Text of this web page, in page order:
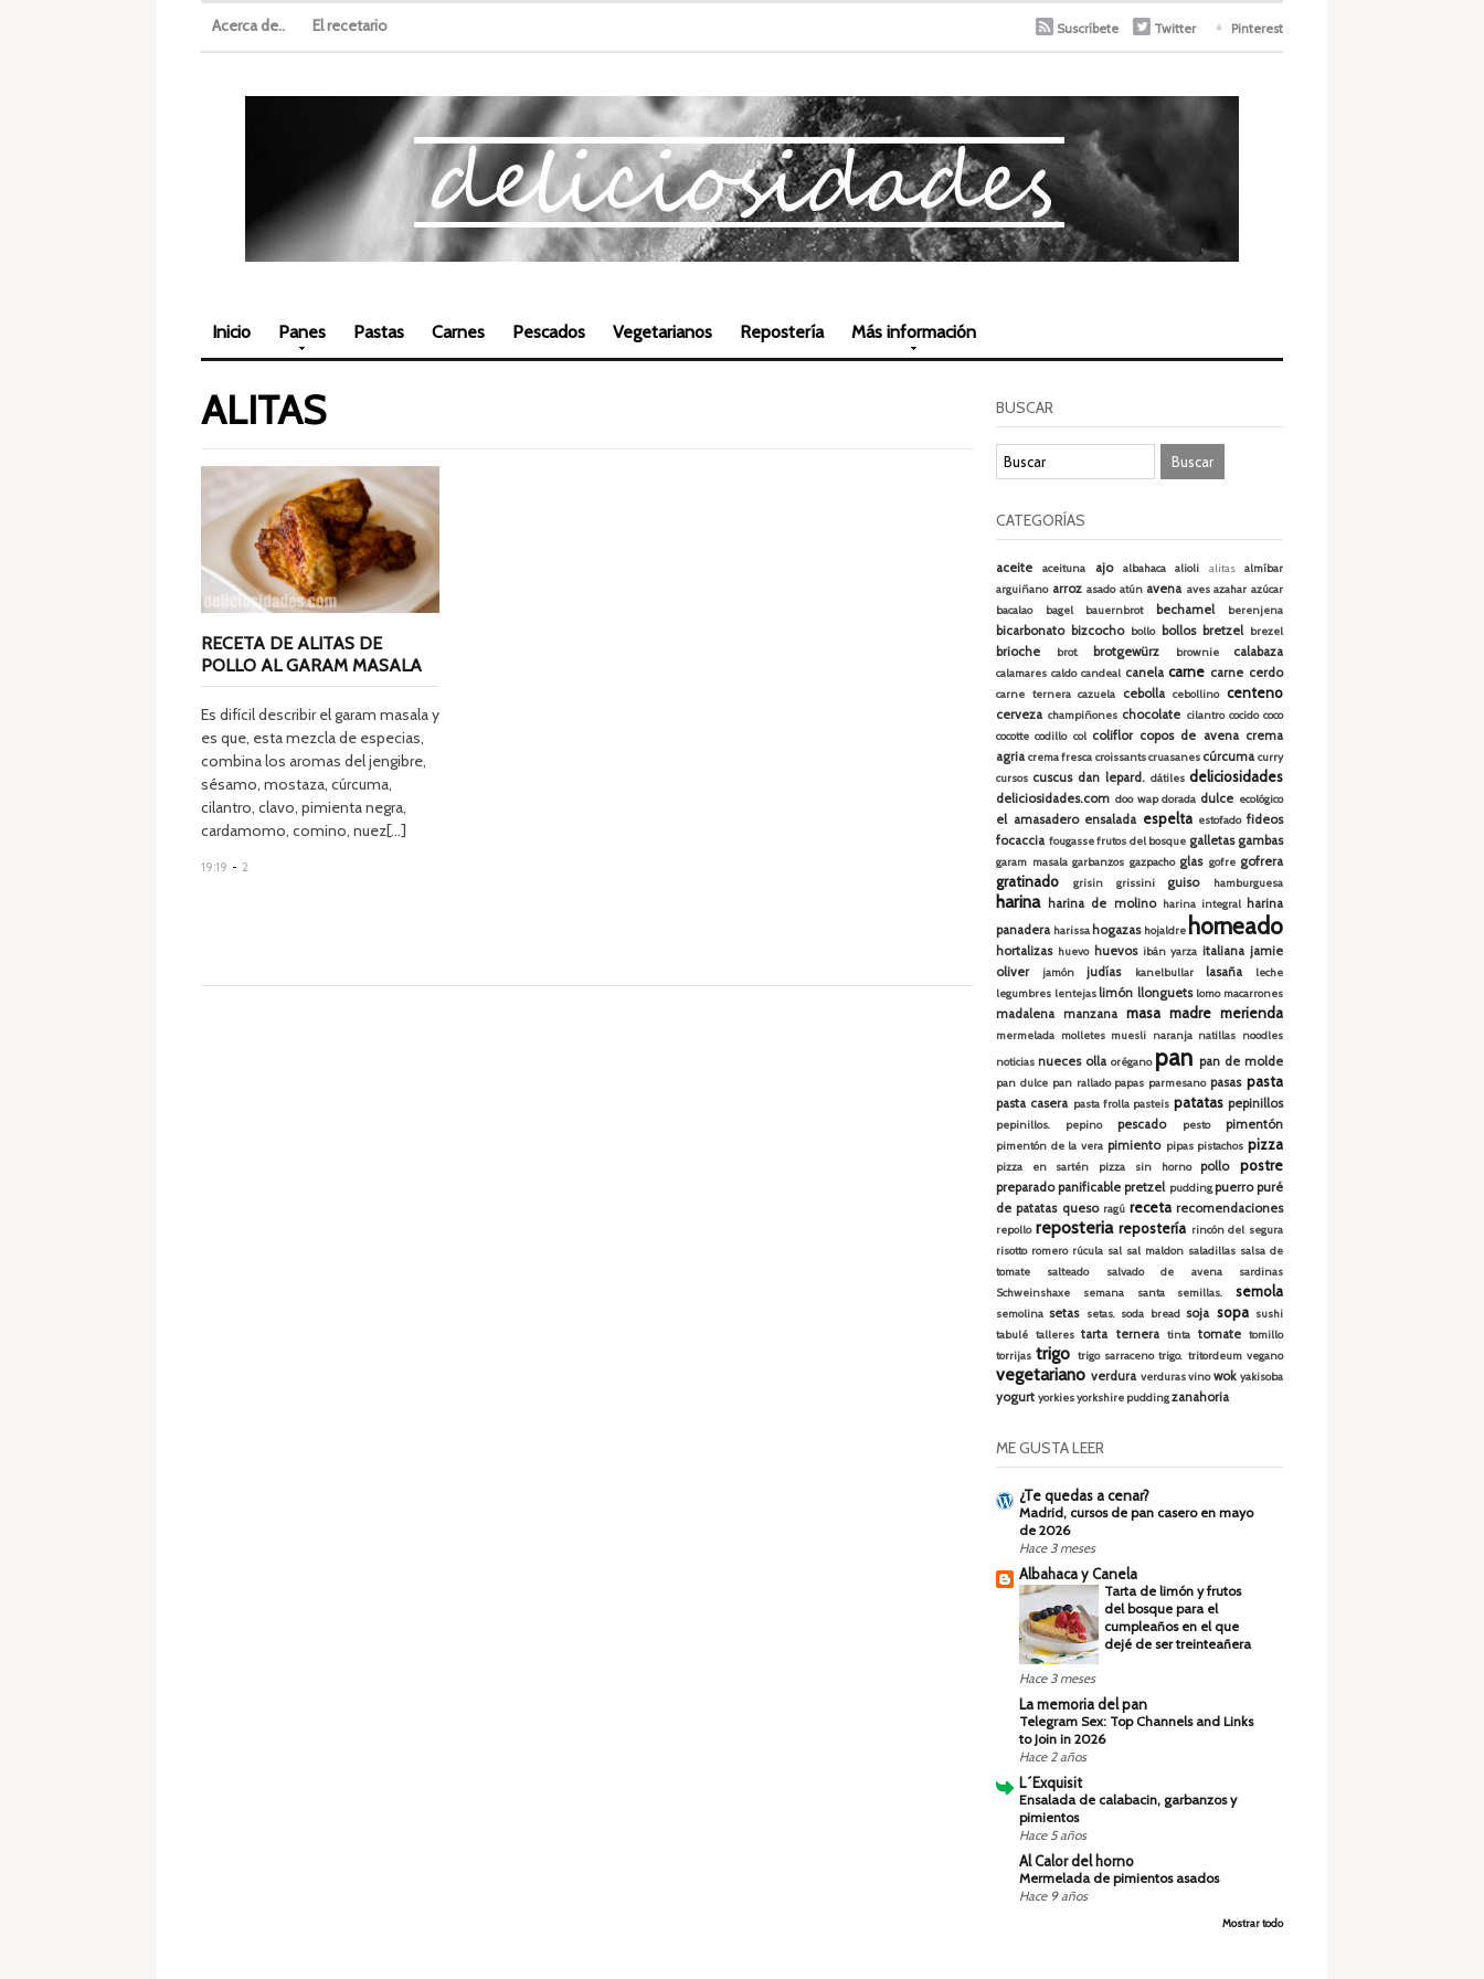
Suscríbete Twitter Pinterest
Acerca de.. El recetario
Inicio Panes Pastas Carnes Pescados Vegetarianos Repostería Más información
ALITAS
RECETA DE ALITAS DE
POLLO AL GARAM MASALA
Es difícil describir el garam masala y
es que, esta mezcla de especias,
combina los aromas del jengibre,
sésamo, mostaza, cúrcuma,
cilantro, clavo, pimienta negra,
cardamomo, comino, nuez[...]
19:19 - 2
BUSCAR
CATEGORÍAS
aceite aceituna ajo albahaca alioli alitas
almíbar
arguiñano arroz asado atún avena aves azahar azúcar
bacalao
bagel bauernbrot bechamel berenjena
bicarbonato bizcocho bollo bollos bretzel brezel
brioche brot. brotgewürz brownie calabaza
calamares caldo candeal canela carne carne cerdo
carne ternera cazuela cebolla cebollino centeno
cerveza champiñones chocolate cilantro cocido coco
cocotte codillo col coliflor copos de avena crema
agria crema fresca croissantscruasanes cúrcuma curry
cursos cuscus dan lepard. dátiles deliciosidades
deliciosidades.com doo wap dorada dulce ecológico
el amasadero ensalada espelta estofado fideos
focaccia fougassefrutos del bosque galletas gambas
garam masala garbanzos gazpacho glas gofre gofrera
gratinado grisin grissini guiso hamburguesa
harina harina de molino harina integral harina
panadera harissa hogazas hojaldre horneado
hortalizas huevo huevos ibán yarza italiana jamie
oliver
jamón judías kanelbullar lasaña
leche
legumbres lentejas limón llonguets lomo macarrones
madalena manzana masa madre merienda
mermelada molletes muesli naranja natillas noodles
noticias nueces olla orégano pan pan de molde
pan dulce pan rallado papas parmesano pasas pasta
pasta casera pasta frolla pasteis patatas pepinillos
pepinillos. pepino pescado pesto pimentón
pimentón de la vera pimiento pipas pistachos pizza
pizza en sartén pizza sin horno pollo postre
preparado panificable pretzel puddingpuerro puré
de patatas queso ragú receta recomendaciones
repollo reposteria repostería rincón del segura
risotto romero rúcula sal sal maldon saladillas salsa de
tomate
salteado salvado de avena
sardinas
Schweinshaxe
semana santa semillas. semola
semolina setas setas. soda bread soja sopa sushi
tabulé talleres tarta ternera tinta tomate tomillo
torrijas trigo trigo sarraceno trigo. tritordeum vegano
vegetariano verdura verduras vino wok yakisoba
yogurt yorkiesyorkshire puddingzanahoria
ME GUSTA LEER
¿Te quedas a cenar?
Madrid, cursos de pan casero en mayo
de 2026
Hace 3 meses
Albahaca y Canela
Tarta de limón y frutos
del bosque para el
cumpleaños en el que
dejé de ser treinteañera
Hace 3 meses
La memoria del pan
Telegram Sex: Top Channels and Links
to Join in 2026
Hace 2 años
L´Exquisit
Ensalada de calabacin, garbanzos y
pimientos
Hace 5 años
Al Calor del horno
Mermelada de pimientos asados
Hace 9 años
Mostrar todo